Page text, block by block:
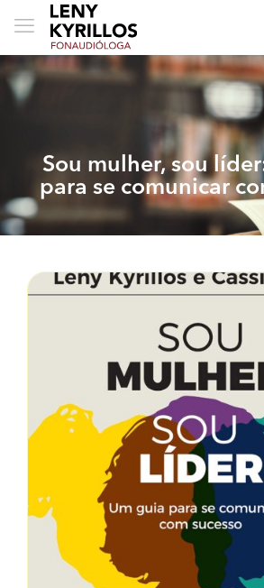
Sou mulher, sou
para se comunicar